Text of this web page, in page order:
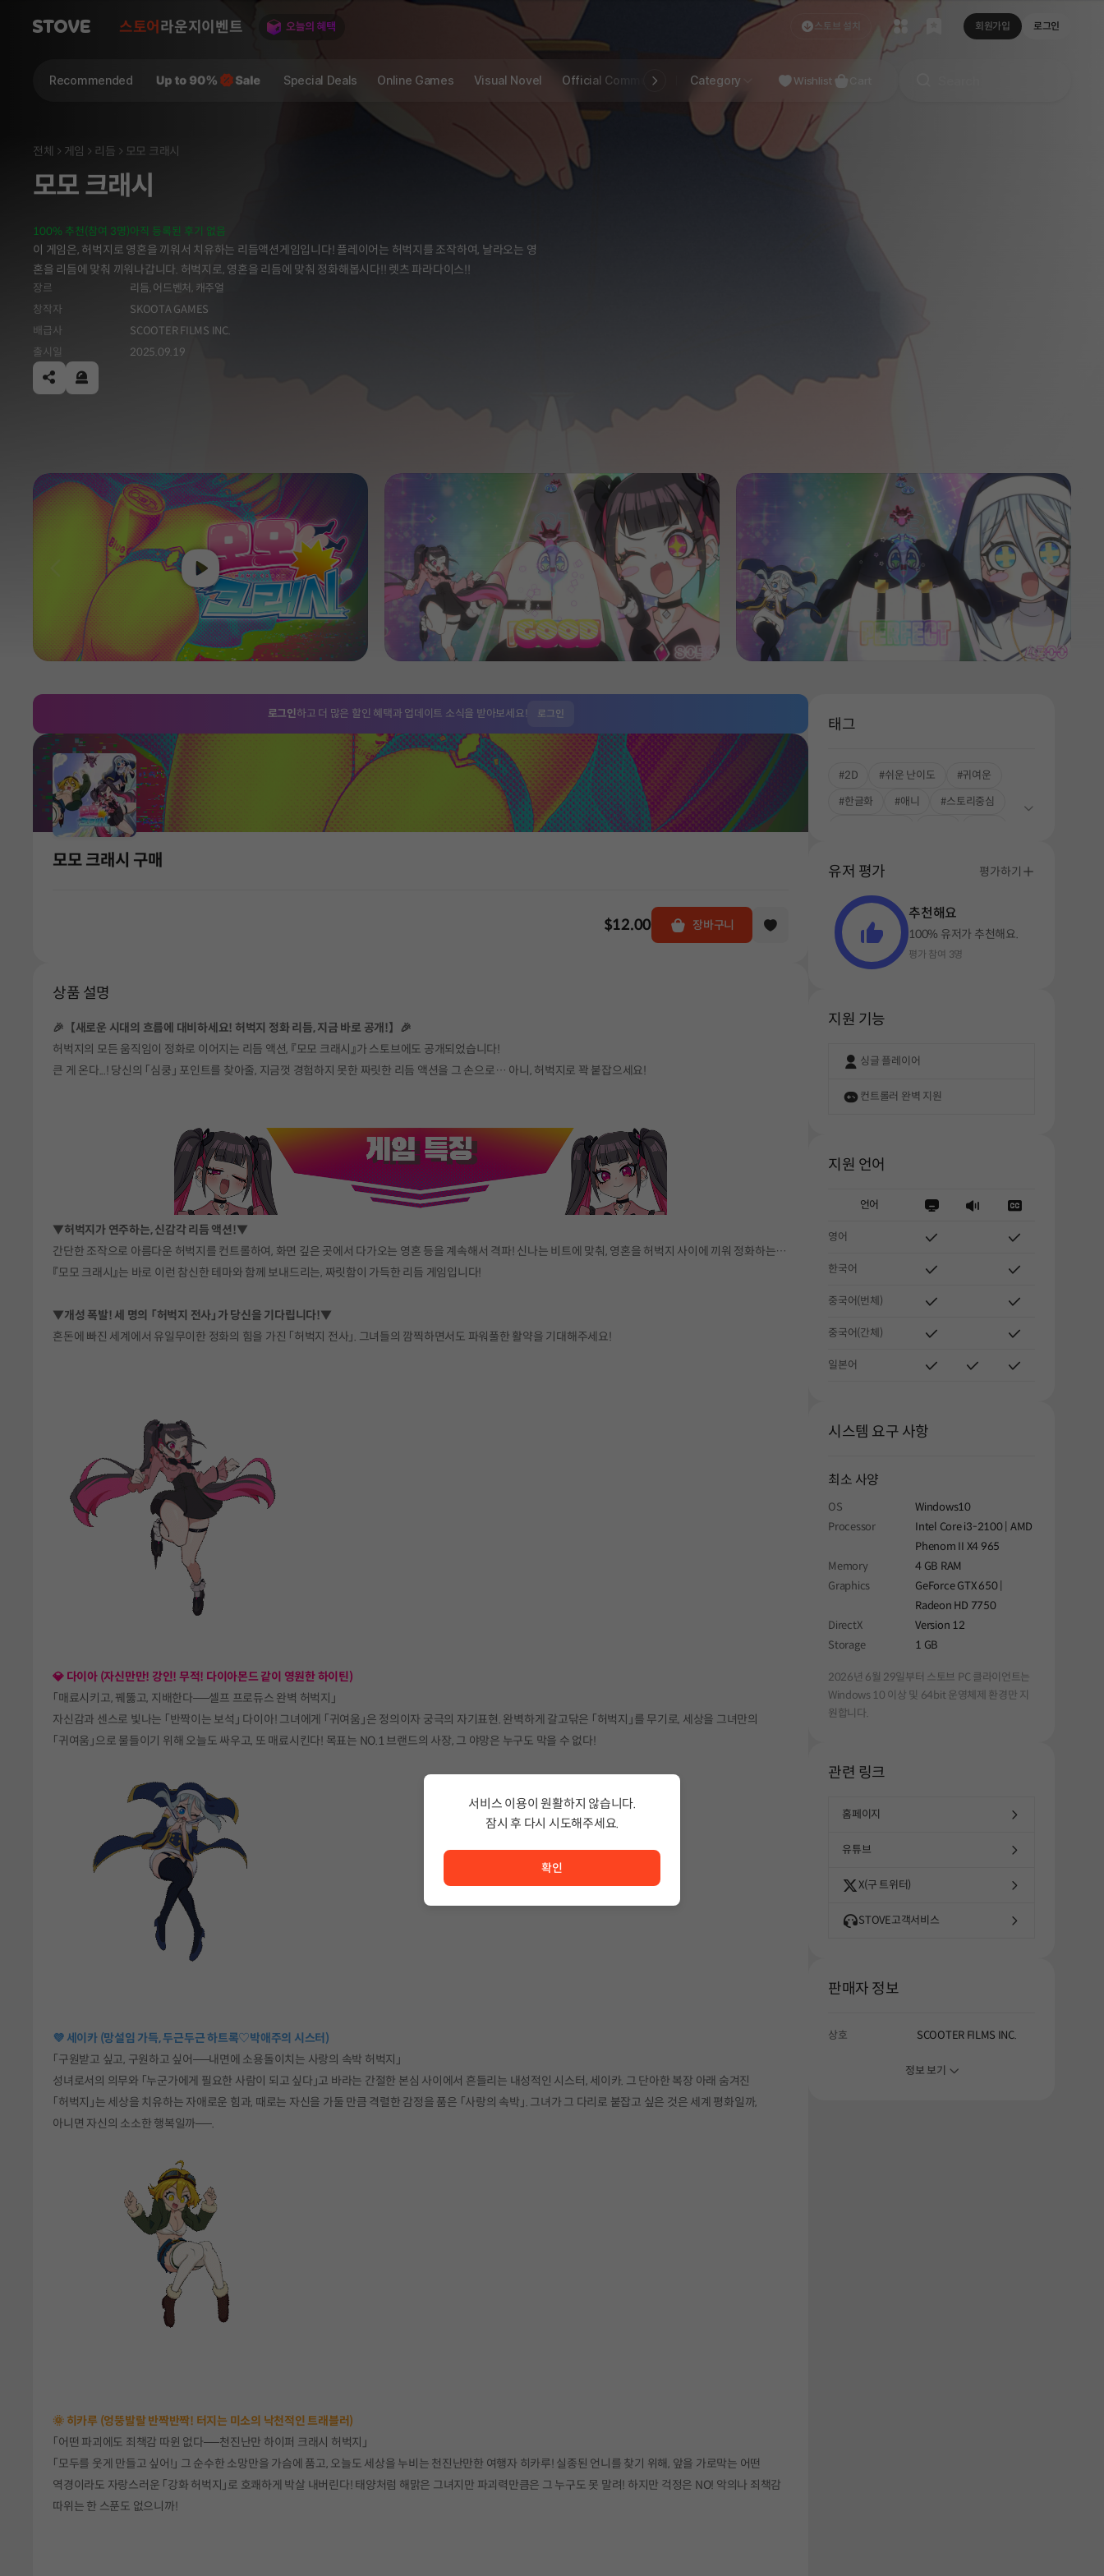
스토어 라운지 이벤트 스토브 설치 회원가입 로그인
Recommended Special Deals Online Games Visual Novel Official Community STOVE INDIE Studio
Category Wishlist
전체 게임 리듬 모모 크래시
모모 크래시
100% 추천(참여 3명)아직 등록된 후기 없음
이 게임은, 허벅지로 영혼을 끼워서 치유하는 리듬액션게임입니다! 플레이어는 허벅지를 조작하여, 날라오는 영
혼을 리듬에 맞춰 끼워나갑니다. 허벅지로, 영혼을 리듬에 맞춰 정화해봅시다!! 렛츠 파라다이스!!
장르 리듬,어드벤처, 캐주얼
창작자
SKOOTA GAMES
배급사
SCOOTER FILMS INC.
출시일
2025.09.19
공유하기신고하기
Play 다음
로그인하고 더 많은 할인 혜택과 업데이트 소식을 받아보세요! 로그인
모모 크래시 구매
$12.00 장바구니
상품 설명
🎉【새로운 시대의 흐름에 대비하세요! 허벅지 정화 리듬, 지금 바로 공개!】🎉
허벅지의 모든 움직임이 정화로 이어지는 리듬 액션, 『모모 크래시』가 스토브에도 공개되었습니다!
큰 게 온다...! 당신의 「심쿵」 포인트를 찾아줄, 지금껏 경험하지 못한 짜릿한 리듬 액션을 그 손으로… 아니, 허벅지로 꽉 붙잡으세요!
▼허벅지가 연주하는, 신감각 리듬 액션!▼
간단한 조작으로 아름다운 허벅지를 컨트롤하여, 화면 깊은 곳에서 다가오는 영혼 등을 계속해서 격파! 신나는 비트에 맞춰, 영혼을 허벅지 사이에 끼워 정화하는…
『모모 크래시』는 바로 이런 참신한 테마와 함께 보내드리는, 짜릿함이 가득한 리듬 게임입니다!
▼개성 폭발! 세 명의 「허벅지 전사」가 당신을 기다립니다!▼
혼돈에 빠진 세계에서 유일무이한 정화의 힘을 가진 「허벅지 전사」. 그녀들의 깜찍하면서도 파워풀한 활약을 기대해주세요!
💎 다이아 (자신만만! 강인! 무적! 다이아몬드 같이 영원한 하이틴)
「매료시키고, 꿰뚫고, 지배한다──셀프 프로듀스 완벽 허벅지」
자신감과 센스로 빛나는 「반짝이는 보석」 다이아! 그녀에게 「귀여움」은 정의이자 궁극의 자기표현. 완벽하게 갈고닦은 「허벅지」를 무기로, 세상을 그녀만의
「귀여움」으로 물들이기 위해 오늘도 싸우고, 또 매료시킨다! 목표는 NO.1 브랜드의 사장, 그 야망은 누구도 막을 수 없다!
💜 세이카 (망설임 가득, 두근두근 하트록♡박애주의 시스터)
「구원받고 싶고, 구원하고 싶어──내면에 소용돌이치는 사랑의 속박 허벅지」
성녀로서의 의무와 「누군가에게 필요한 사람이 되고 싶다」고 바라는 간절한 본심 사이에서 흔들리는 내성적인 시스터, 세이카. 그 단아한 복장 아래 숨겨진
「허벅지」는 세상을 치유하는 자애로운 힘과, 때로는 자신을 가둘 만큼 격렬한 감정을 품은 「사랑의 속박」. 그녀가 그 다리로 붙잡고 싶은 것은 세계 평화일까,
아니면 자신의 소소한 행복일까──.
🌞 히카루 (엉뚱발랄 반짝반짝! 터지는 미소의 낙천적인 트래블러)
「어떤 파괴에도 죄책감 따윈 없다──천진난만 하이퍼 크래시 허벅지」
「모두를 웃게 만들고 싶어!」 그 순수한 소망만을 가슴에 품고, 오늘도 세상을 누비는 천진난만한 여행자 히카루! 실종된 언니를 찾기 위해, 앞을 가로막는 어떤
역경이라도 자랑스러운 「강화 허벅지」로 호쾌하게 박살 내버린다! 태양처럼 해맑은 그녀지만 파괴력만큼은 그 누구도 못 말려! 하지만 걱정은 NO! 악의나 죄책감
따위는 한 스푼도 없으니까!
태그
#2D #쉬운 난이도
#귀여운
#한글화
#애니
#스토리중심
유저 평가 평가하기
추천해요
100% 유저가 추천해요.
평가 참여 3명
지원 기능
싱글 플레이어
컨트롤러 완벽 지원
지원 언어
언어
영어
한국어
중국어(번체)
중국어(간체)
일본어
시스템 요구 사항
최소 사양
OS
Windows10
Processor
Intel Core i3-2100 | AMD
Phenom II X4 965
Memory
4 GB RAM
Graphics
GeForce GTX 650 |
Radeon HD 7750
DirectX
Version 12
Storage
1 GB
2026년 6월 29일부터 스토브 PC 클라이언트는
Windows 10 이상 및 64bit 운영체제 환경만 지
원합니다.
관련 링크
홈페이지
유튜브
X(구 트위터)
STOVE고객서비스
판매자 정보
상호 SCOOTER FILMS INC.
정보 보기
서비스 이용이 원활하지 않습니다.
잠시 후 다시 시도해주세요.
확인